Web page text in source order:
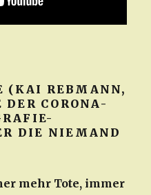
(KAI REBMANN,
CORONA-
DIE NIEMAND
mehr Tote, immer